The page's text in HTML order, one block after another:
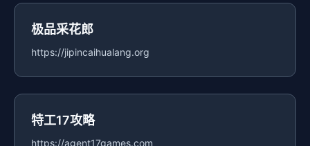
极品采花郎
https://jipincaihualang.org
特工17攻略
https://agent17games.com